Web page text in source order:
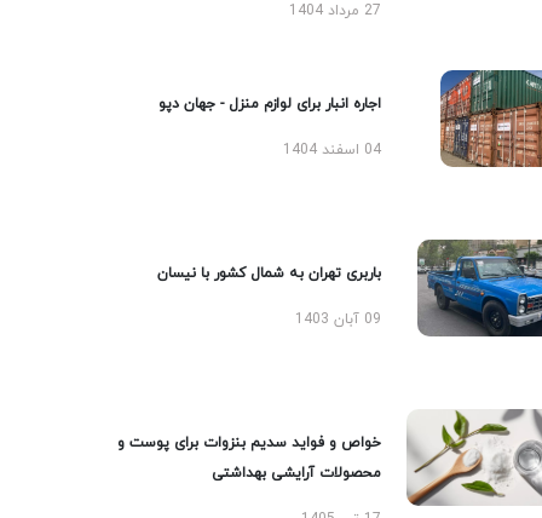
27 مرداد 1404
اجاره انبار برای لوازم منزل - جهان دپو
04 اسفند 1404
باربری تهران به شمال کشور با نیسان
09 آبان 1403
خواص و فواید سدیم بنزوات برای پوست و
محصولات آرایشی بهداشتی